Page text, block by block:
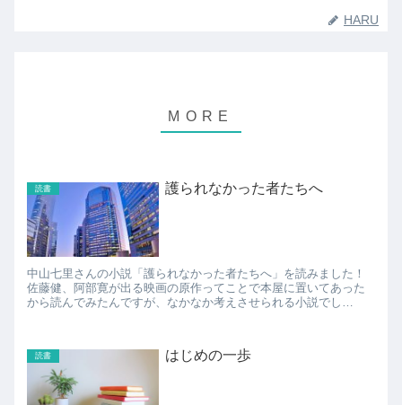
HARU
読書 護られなかった者たちへ
中山七里さんの小説「護られなかった者たちへ」を読みました！
佐藤健、阿部寛が出る映画の原作ってことで本屋に置いてあった
から読んでみたんですが、なかなか考えさせられる小説でし
読書 はじめの一歩